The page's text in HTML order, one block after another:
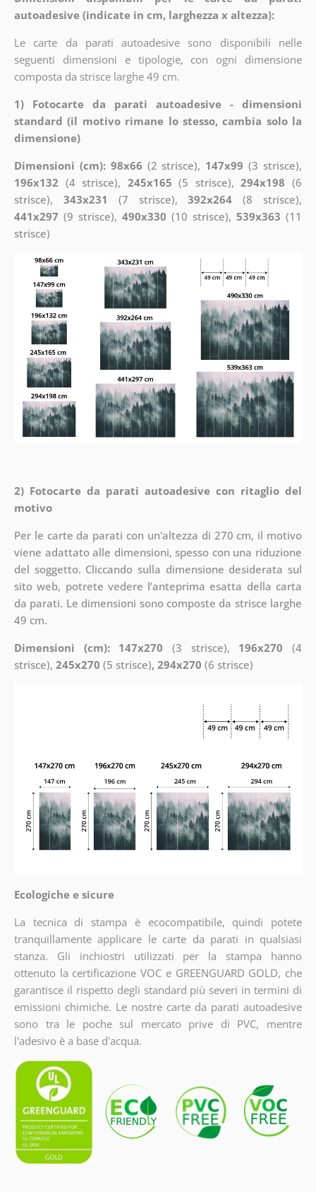
autoadesive (indicate in cm, larghezza x altezza):
Le carte da parati autoadesive sono disponibili nelle
seguenti dimensioni e tipologie, con ogni dimensione
composta da strisce larghe 49 cm.
1) Fotocarte da parati autoadesive - dimensioni
standard (il motivo rimane lo stesso, cambia solo la
dimensione)
Dimensioni (cm): 98x66 (2 strisce), 147x99 (3 strisce),
196x132 (4 strisce), 245x165 (5 strisce),294x198 (6
strisce), 343x231 (7 strisce),392x264 (8 strisce),
441x297 (9 strisce), 490x330 (10 strisce),539x363 (11
strisce)
2) Fotocarte da parati autoadesive con ritaglio del
motivo
Per le carte da parati con un'altezza di 270 cm, il motivo
viene adattato alle dimensioni, spesso con una riduzione
del soggetto. Cliccando sulla dimensione desiderata sul
sito web, potrete vedere l’anteprima esatta della carta
da parati. Le dimensioni sono composte da strisce larghe
49 cm.
Dimensioni (cm): 147x270 (3 strisce), 196x270 (4
strisce), 245x270 (5 strisce), 294x270 (6 strisce)
Ecologiche e sicure
La tecnica di stampa è ecocompatibile, quindi potete
tranquillamente applicare le carte da parati in qualsiasi
stanza. Gli inchiostri utilizzati per la stampa hanno
ottenuto la certificazione VOC e GREENGUARD GOLD, che
garantisce il rispetto degli standard più severi in termini di
emissioni chimiche. Le nostre carte da parati autoadesive
sono tra le poche sul mercato prive di PVC, mentre
l'adesivo è a base d'acqua.